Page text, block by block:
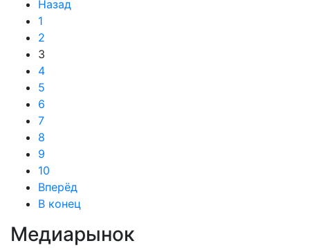
Назад
1
2
3
4
5
6
7
8
9
10
Вперёд
В конец
Медиарынок